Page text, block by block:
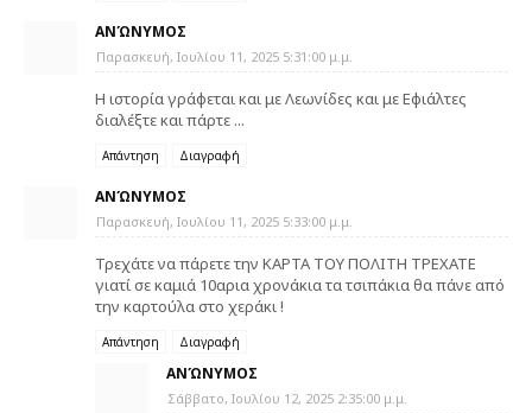
ΑΝΏΝΥΜΟΣ
Παρασκευή, Ιουλίου 11, 2025 5:31:00 μ.μ.
Η ιστορία γράφεται και με Λεωνίδες και με Εφιάλτες
διαλέξτε και πάρτε ...
Απάντηση Διαγραφή
ΑΝΏΝΥΜΟΣ
Παρασκευή, Ιουλίου 11, 2025 5:33:00 μ.μ.
Τρεχάτε να πάρετε την ΚΑΡΤΑ ΤΟΥ ΠΟΛΙΤΗ ΤΡΕΧΑΤΕ
γιατί σε καμιά 10αρια χρονάκια τα τσιπάκια θα πάνε από
την καρτούλα στο χεράκι !
Απάντηση Διαγραφή
ΑΝΏΝΥΜΟΣ
Σάββατο, Ιουλίου 12, 2025 2:35:00 μ.μ.